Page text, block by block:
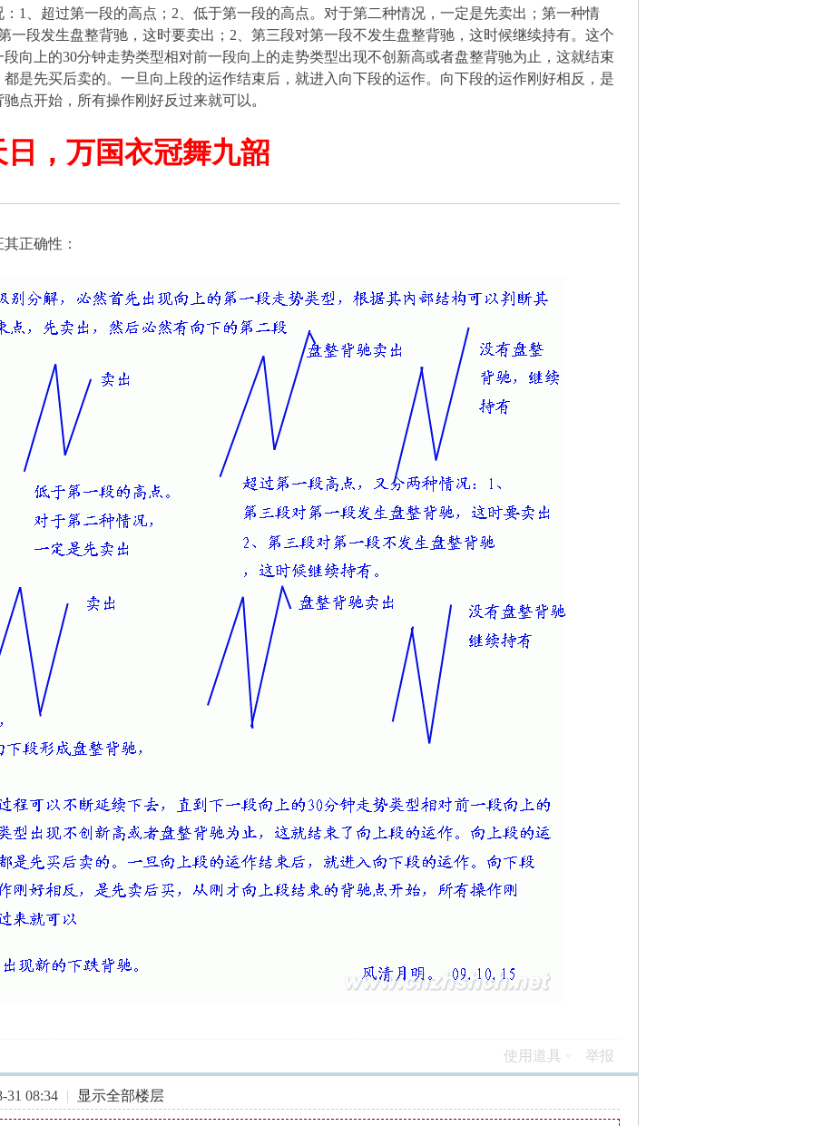
1、超过第一段的高点；2、低于第一段的高点。对于第二种情况，一定是先卖出；第一种情
一段发生盘整背驰，这时要卖出；2、第三段对第一段不发生盘整背驰，这时候继续持有。这个
向上的30分钟走势类型相对前一段向上的走势类型出现不创新高或者盘整背驰为止，这就结束
是先买后卖的。一旦向上段的运作结束后，就进入向下段的运作。向下段的运作刚好相反，是
点开始，所有操作刚好反过来就可以 。
，万国衣冠舞九韶
正确性：
使用道具 举报
31 08:34 | 显示全部楼层